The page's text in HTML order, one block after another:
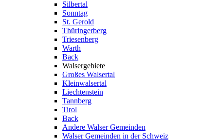
Silbertal
Sonntag
St. Gerold
Thüringerberg
Triesenberg
Warth
Back
Walsergebiete
Großes Walsertal
Kleinwalsertal
Liechtenstein
Tannberg
Tirol
Back
Andere Walser Gemeinden
Walser Gemeinden in der Schweiz